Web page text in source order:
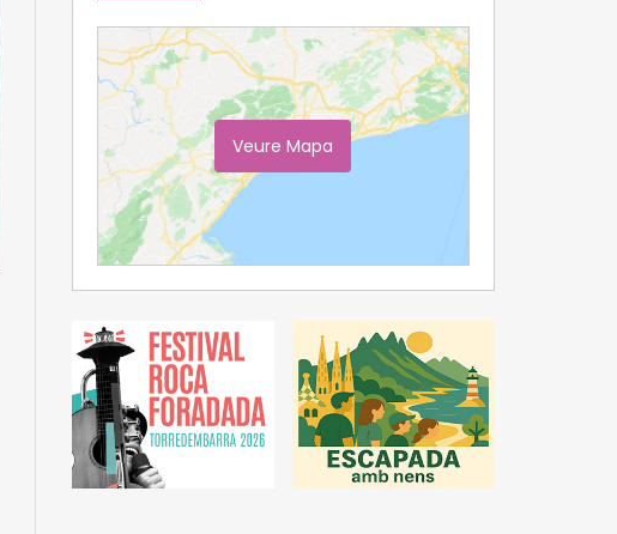
Veure Mapa